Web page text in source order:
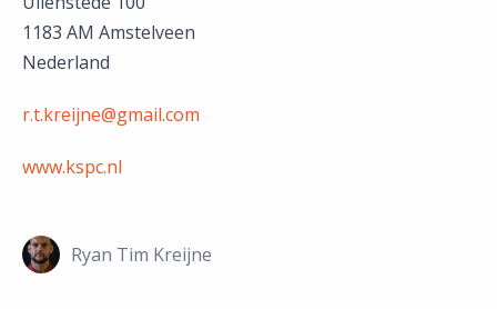
1183 AM Amstelveen
Nederland
r.t.kreijne@gmail.com
www.kspc.nl
Ryan Tim Kreijne